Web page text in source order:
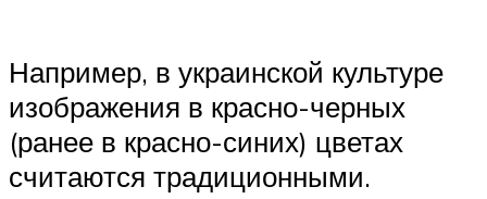
Например, в украинской культуре
изображения в красно-черных
(ранее в красно-синих) цветах
считаются традиционными.